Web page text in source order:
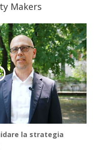
Makers
la strategia